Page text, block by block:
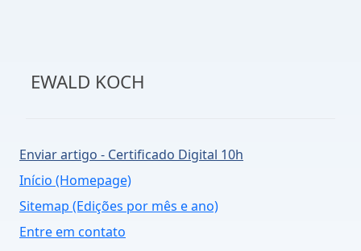
EWALD KOCH
Enviar artigo - Certificado Digital 10h
Início (Homepage)
Sitemap (Edições por mês e ano)
Entre em contato